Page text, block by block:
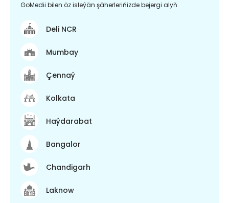
GoMedii bilen öz isleýän şäherleriňizde bejergi alyň
Deli NCR
Mumbay
Çennaý
Kolkata
Haýdarabat
Bangalor
Chandigarh
Laknow